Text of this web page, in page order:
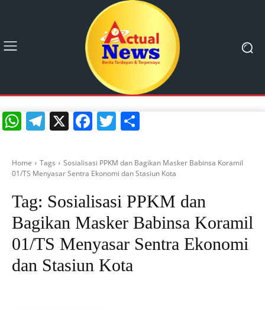
WhatsApp
Telegram
X Facebook
Twitter
Home Tags
Sosialisasi PPKM dan Bagikan Masker Babinsa Koramil
01/TS Menyasar Sentra Ekonomi dan Stasiun Kota
Tag: Sosialisasi PPKM dan
Bagikan Masker Babinsa Koramil
01/TS Menyasar Sentra Ekonomi
dan Stasiun Kota